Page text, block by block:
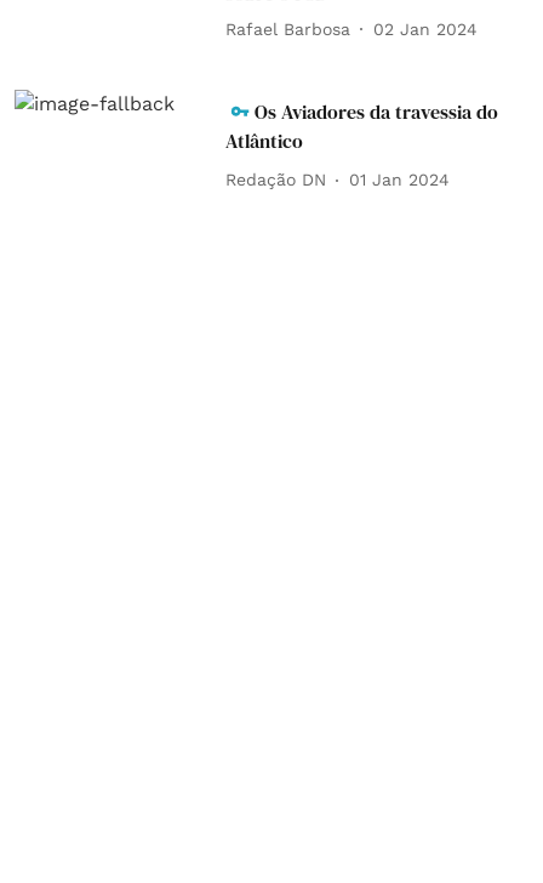
Rafael Barbosa 02 Jan 2024
Os Aviadores da travessia do
Atlântico
Redação DN 01 Jan 2024